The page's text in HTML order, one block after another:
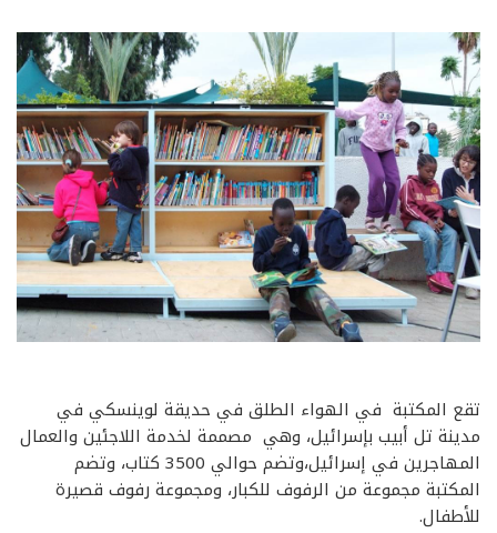
تقع المكتبة في الهواء الطلق في حديقة لوينسكي في
مدينة تل أبيب بإسرائيل، وهي مصممة لخدمة اللاجئين والعمال
المهاجرين في إسرائيل،
وتضم حوالي 3500 كتاب، وتضم
المكتبة مجموعة من الرفوف للكبار، ومجموعة رفوف قصيرة
للأطفال.